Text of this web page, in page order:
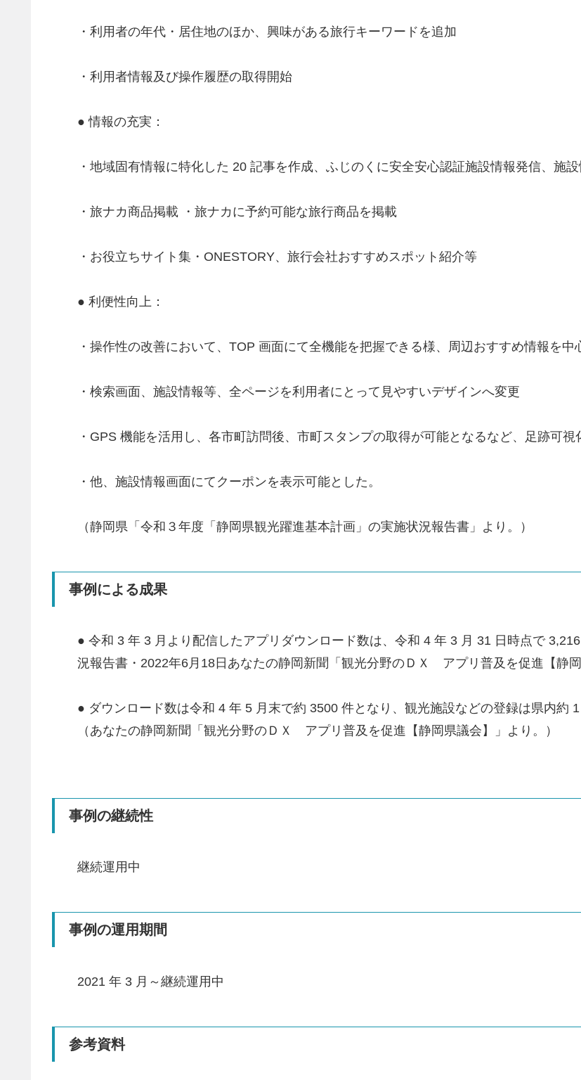
・利用者の年代・居住地のほか、興味がある旅行キーワードを追加
・利用者情報及び操作履歴の取得開始
● 情報の充実：
・地域固有情報に特化した 20 記事を作成、ふじのくに安全安心認証施設情報発信、施
・旅ナカ商品掲載 ・旅ナカに予約可能な旅行商品を掲載
・お役立ちサイト集・ONESTORY、旅行会社おすすめスポット紹介等
● 利便性向上：
・操作性の改善において、TOP 画面にて全機能を把握できる様、周辺おすすめ情報を中
・検索画面、施設情報等、全ページを利用者にとって見やすいデザインへ変更
・GPS 機能を活用し、各市町訪問後、市町スタンプの取得が可能となるなど、足跡可視
・他、施設情報画面にてクーポンを表示可能とした。
（静岡県「令和３年度「静岡県観光躍進基本計画」の実施状況報告書」より。）
事例による成果
● 令和 3 年 3 月より配信したアプリダウンロード数は、令和 4 年 3 月 31 日時点で
況報告書・2022年6月18日あなたの静岡新聞「観光分野のＤＸ アプリ普及を促進【静岡
● ダウンロード数は令和 4 年 5 月末で約 3500 件となり、観光施設などの登録は県内約 1
（あなたの静岡新聞「観光分野のＤＸ アプリ普及を促進【静岡県議会】」より。）
事例の継続性
継続運用中
事例の運用期間
2021 年 3 月～継続運用中
参考資料